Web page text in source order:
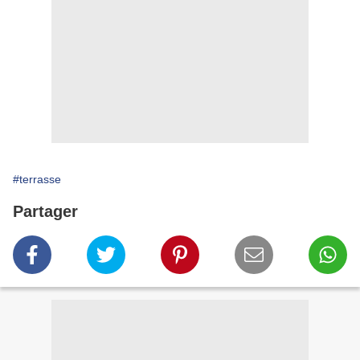
#terrasse
Partager